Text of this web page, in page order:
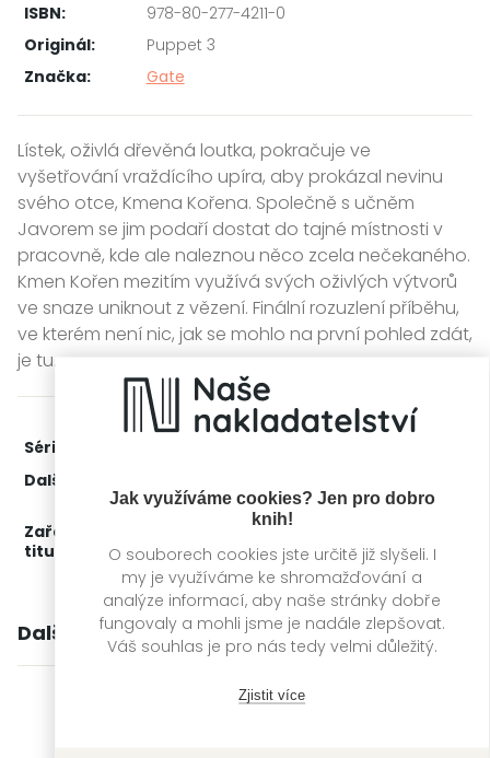
Jak využíváme cookies? Jen pro dobro
knih!
O souborech cookies jste určitě již slyšeli. I
my je využíváme ke shromažďování a
analýze informací, aby naše stránky dobře
fungovaly a mohli jsme je nadále zlepšovat.
Váš souhlas je pro nás tedy velmi důležitý.
Zjistit více
ISBN:
978-80-277-4211-0
Originál:
Puppet 3
Značka:
Gate
Lístek, oživlá dřevěná loutka, pokračuje ve
vyšetřování vraždícího upíra, aby prokázal nevinu
svého otce, Kmena Kořena. Společně s učněm
Javorem se jim podaří dostat do tajné místnosti v
pracovně, kde ale naleznou něco zcela nečekaného.
Kmen Kořen mezitím využívá svých oživlých výtvorů
ve snaze uniknout z vězení. Finální rozuzlení příběhu,
ve kterém není nic, jak se mohlo na první pohled zdát,
je tu.
Série:
Další díly:
2.Loutka 2
Zařažení
titulu:
Sci-fi, fantasy a komiksy
Manga
Další knihy autora